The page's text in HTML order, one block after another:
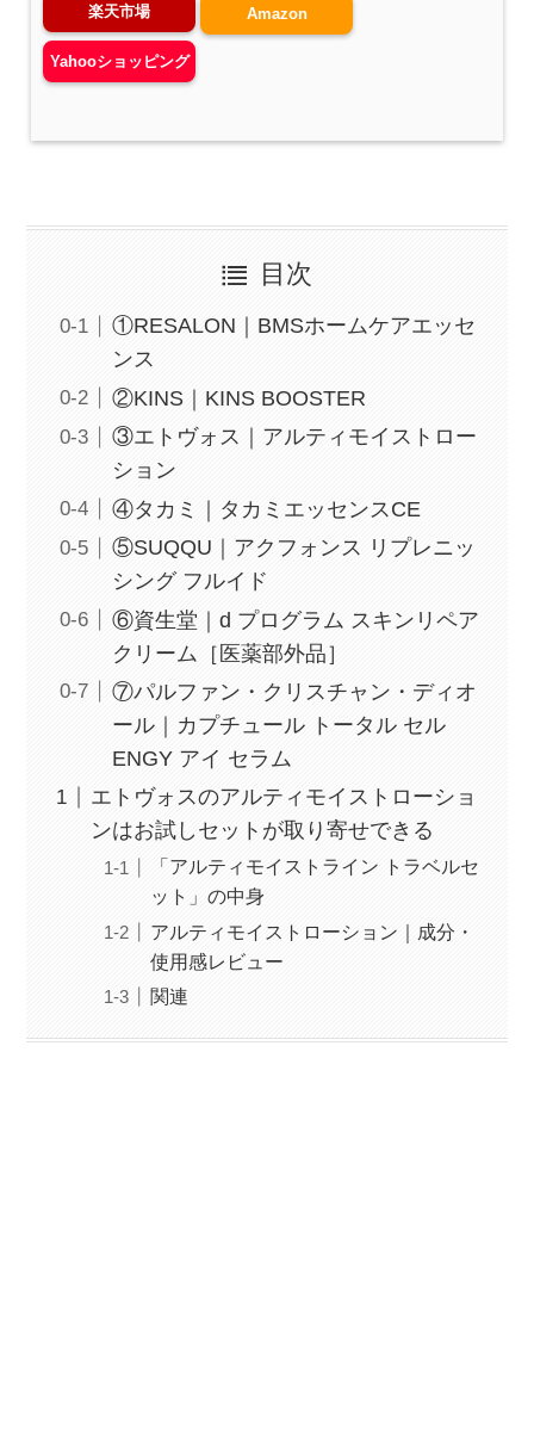
楽天市場 Amazon
Yahooショッピング
目次
①RESALON｜BMSホームケアエッセ
ンス
②KINS｜KINS BOOSTER
③エトヴォス｜アルティモイストロー
ション
④タカミ｜タカミエッセンスCE
⑤SUQQU｜アクフォンス リプレニッ
シング フルイド
⑥資生堂｜d プログラム スキンリペア
クリーム［医薬部外品］
⑦パルファン・クリスチャン・ディオ
ール｜カプチュール トータル セル
ENGY アイ セラム
エトヴォスのアルティモイストローショ
ンはお試しセットが取り寄せできる
「アルティモイストライン トラベルセ
ット」の中身
アルティモイストローション｜成分・
使用感レビュー
関連